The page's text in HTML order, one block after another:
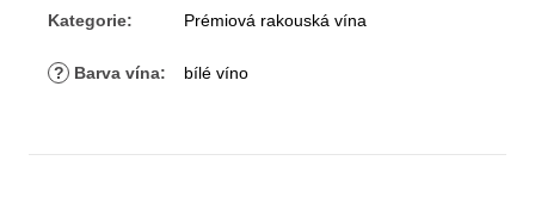
Kategorie: Prémiová rakouská vína
? Barva vína: bílé víno